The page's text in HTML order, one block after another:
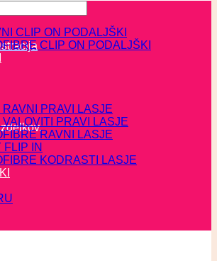
CLIP ON PODALJŠKI
CLIP ON PODALJŠKI
RAVNI PRAVI LASJE
VALOVITI PRAVI LASJE
RAVNI LASJE
FLIP IN
KODRASTI LASJE